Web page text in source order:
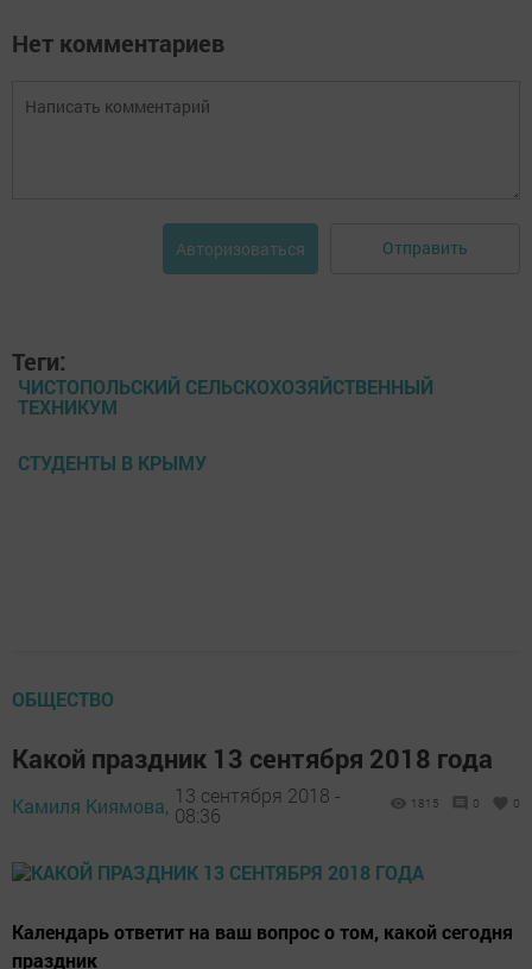
Нет комментариев
Авторизоваться Отправить
Теги:
ЧИСТОПОЛЬСКИЙ СЕЛЬСКОХОЗЯЙСТВЕННЫЙ
ТЕХНИКУМ
СТУДЕНТЫ В КРЫМУ
ОБЩЕСТВО
Какой праздник 13 сентября 2018 года
Камиля Киямова, 13 сентября 2018 -
08:36
1815 0 0
Календарь ответит на ваш вопрос о том, какой сегодня
праздник